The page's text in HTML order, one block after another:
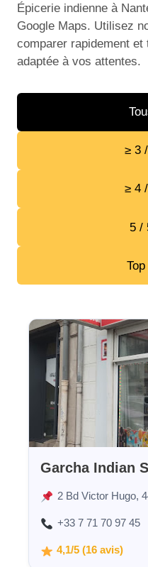
Épicerie indienne à
Google Maps. Utilisez
comparer rapidement et
adaptée à vos attentes.
≥ 3
≥ 4
5 /
Garcha Indian
2 Bd Victor Hugo,
+33 7 71 70 97 45
4,1/5 (16 avis)